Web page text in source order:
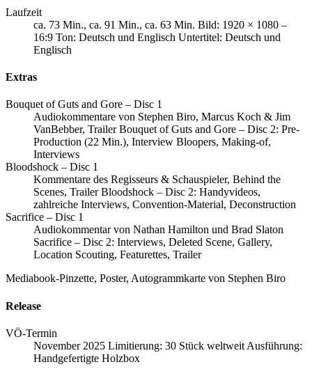
Laufzeit
ca. 73 Min., ca. 91 Min., ca. 63 Min. Bild: 1920 × 1080 –
16:9 Ton: Deutsch und Englisch Untertitel: Deutsch und
Englisch
Extras
Bouquet of Guts and Gore – Disc 1
Audiokommentare von Stephen Biro, Marcus Koch & Jim
VanBebber, Trailer Bouquet of Guts and Gore – Disc 2: Pre-
Production (22 Min.), Interview Bloopers, Making-of,
Interviews
Bloodshock – Disc 1
Kommentare des Regisseurs & Schauspieler, Behind the
Scenes, Trailer Bloodshock – Disc 2: Handyvideos,
zahlreiche Interviews, Convention-Material, Deconstruction
Sacrifice – Disc 1
Audiokommentar von Nathan Hamilton und Brad Slaton
Sacrifice – Disc 2: Interviews, Deleted Scene, Gallery,
Location Scouting, Featurettes, Trailer
Mediabook-Pinzette, Poster, Autogrammkarte von Stephen Biro
Release
VÖ-Termin
November 2025 Limitierung: 30 Stück weltweit Ausführung:
Handgefertigte Holzbox